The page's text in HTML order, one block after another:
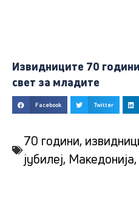
Извидниците 70
свет за младите
Facebook Twitter
70 години,
јубилеј, Македонија,